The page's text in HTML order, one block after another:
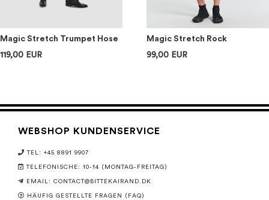
Magic Stretch Trumpet Hose
119,00 EUR
Magic Stretch Rock
99,00 EUR
WEBSHOP KUNDENSERVICE
TEL: +45 8891 9907
TELEFONISCHE: 10-14 (MONTAG-FREITAG)
EMAIL: CONTACT@BITTEKAIRAND.DK
HÄUFIG GESTELLTE FRAGEN (FAQ)